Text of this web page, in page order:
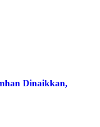
Dinaikkan,